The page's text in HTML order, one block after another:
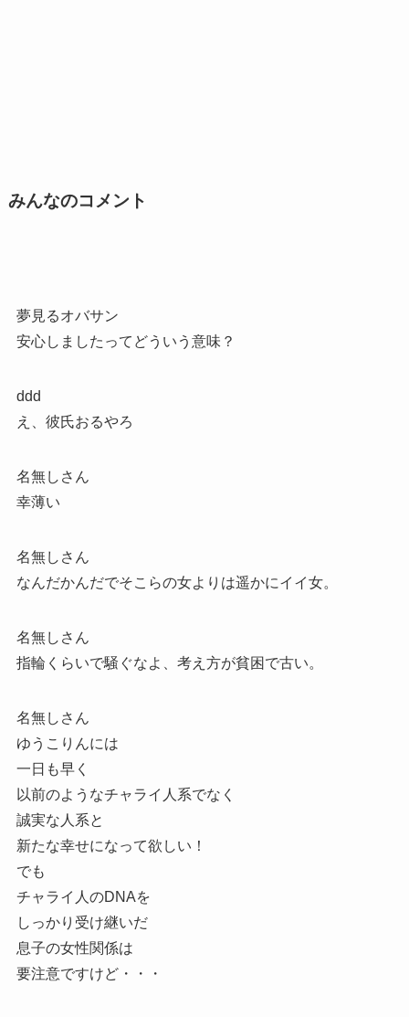
みんなのコメント
夢見るオバサン
安心しましたってどういう意味？
ddd
え、彼氏おるやろ
名無しさん
幸薄い
名無しさん
なんだかんだでそこらの女よりは遥かにイイ女。
名無しさん
指輪くらいで騒ぐなよ、考え方が貧困で古い。
名無しさん
ゆうこりんには
一日も早く
以前のようなチャライ人系でなく
誠実な人系と
新たな幸せになって欲しい！
でも
チャライ人のDNAを
しっかり受け継いだ
息子の女性関係は
要注意ですけど・・・